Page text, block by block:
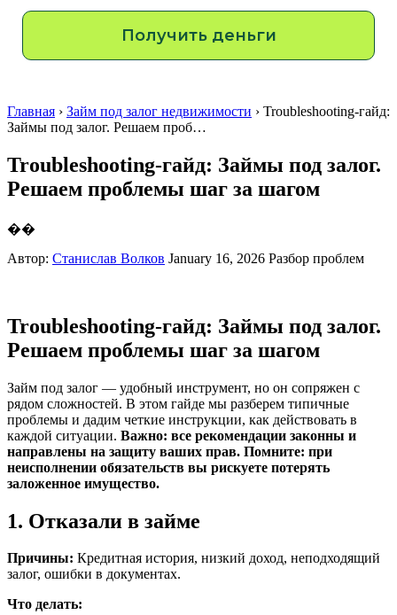
Получить деньги
Главная › Займ под залог недвижимости › Troubleshooting-гайд:
Займы под залог. Решаем проб…
Troubleshooting-гайд: Займы под залог.
Решаем проблемы шаг за шагом
��
Автор: Станислав Волков January 16, 2026 Разбор проблем
Troubleshooting-гайд: Займы под залог.
Решаем проблемы шаг за шагом
Займ под залог — удобный инструмент, но он сопряжен с
рядом сложностей. В этом гайде мы разберем типичные
проблемы и дадим четкие инструкции, как действовать в
каждой ситуации. Важно: все рекомендации законны и
направлены на защиту ваших прав. Помните: при
неисполнении обязательств вы рискуете потерять
заложенное имущество.
1. Отказали в займе
Причины: Кредитная история, низкий доход, неподходящий
залог, ошибки в документах.
Что делать: